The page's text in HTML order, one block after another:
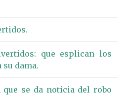
que esplican los
su dama.
se da noticia del robo